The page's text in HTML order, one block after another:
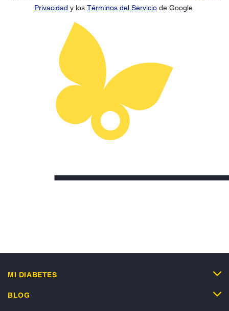
Privacidad y los Términos del Servicio de Google.
MI DIABETES
BLOG